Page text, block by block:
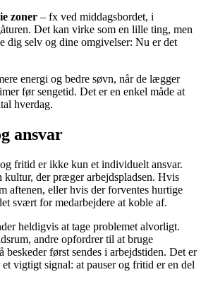
zoner – fx ved middagsbordet, i
Det kan virke som en lille ting, men
dig selv og dine omgivelser: Nu er det
energi og bedre søvn, når de lægger
før sengetid. Det er en enkel måde at
hverdag.
ansvar
fritid er ikke kun et individuelt ansvar.
kultur, der præger arbejdspladsen. Hvis
aftenen, eller hvis der forventes hurtige
svært for medarbejdere at koble af.
heldigvis at tage problemet alvorligt.
andre opfordrer til at bruge
først sendes i arbejdstiden. Det er
et vigtigt signal: at pauser og fritid er en del